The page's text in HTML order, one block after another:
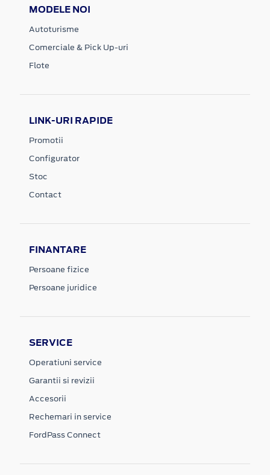
MODELE NOI
Autoturisme
Comerciale & Pick Up-uri
Flote
LINK-URI RAPIDE
Promotii
Configurator
Stoc
Contact
FINANTARE
Persoane fizice
Persoane juridice
SERVICE
Operatiuni service
Garantii si revizii
Accesorii
Rechemari in service
FordPass Connect